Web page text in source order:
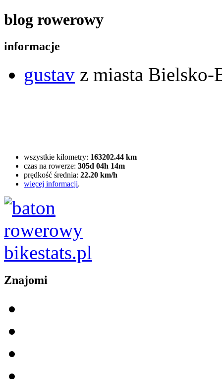
blog rowerowy
informacje
gustav z miasta Bielsko-
wszystkie kilometry: 163202.44 km
czas na rowerze: 305d 04h 14m
prędkość średnia: 22.20 km/h
więcej informacji.
Znajomi